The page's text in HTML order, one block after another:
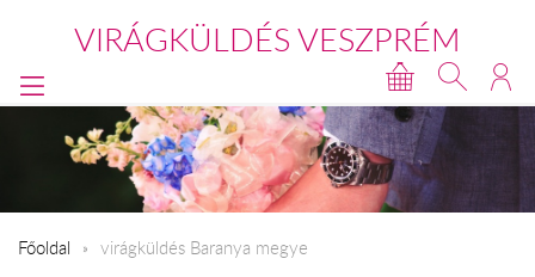
VIRÁGKÜLDÉS VESZPRÉM
Főoldal virágküldés Baranya megye